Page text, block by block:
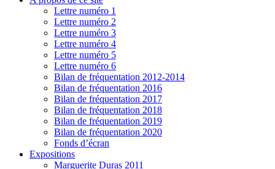
Lettre numéro 1
Lettre numéro 2
Lettre numéro 3
Lettre numéro 4
Lettre numéro 5
Lettre numéro 6
Bilan de fréquentation 2012-2014
Bilan de fréquentation 2016
Bilan de fréquentation 2017
Bilan de fréquentation 2018
Bilan de fréquentation 2019
Bilan de fréquentation 2020
Fonds d’écran
Expositions
Marguerite Duras 2011